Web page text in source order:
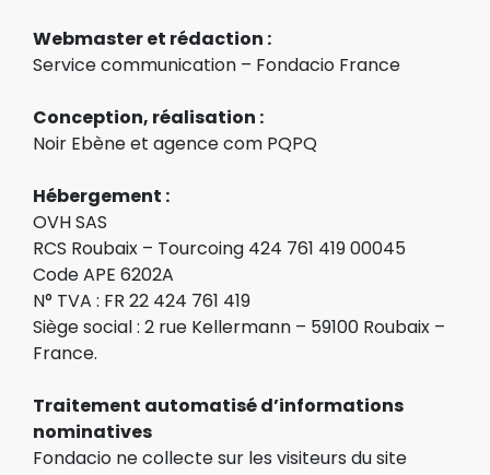
Webmaster et rédaction :
Service communication – Fondacio France
Conception, réalisation :
Noir Ebène et agence com PQPQ
Hébergement :
OVH SAS
RCS Roubaix – Tourcoing 424 761 419 00045
Code APE 6202A
N° TVA : FR 22 424 761 419
Siège social : 2 rue Kellermann – 59100 Roubaix –
France.
Traitement automatisé d’informations
nominatives
Fondacio ne collecte sur les visiteurs du site